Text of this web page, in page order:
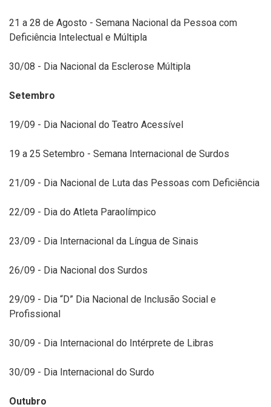
21 a 28 de Agosto - Semana Nacional da Pessoa com
Deficiência Intelectual e Múltipla
30/08 - Dia Nacional da Esclerose Múltipla
Setembro
19/09 - Dia Nacional do Teatro Acessível
19 a 25 Setembro - Semana Internacional de Surdos
21/09 - Dia Nacional de Luta das Pessoas com Deficiência
22/09 - Dia do Atleta Paraolímpico
23/09 - Dia Internacional da Língua de Sinais
26/09 - Dia Nacional dos Surdos
29/09 - Dia “D” Dia Nacional de Inclusão Social e
Profissional
30/09 - Dia Internacional do Intérprete de Libras
30/09 - Dia Internacional do Surdo
Outubro